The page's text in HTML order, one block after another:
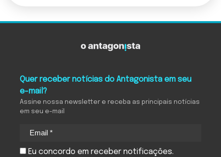
Quer receber notícias do Antagonista em seu
e-mail?
Assine nossa newsletter e receba as principais notícias
em seu e-mail
Eu concordo em receber notificações.